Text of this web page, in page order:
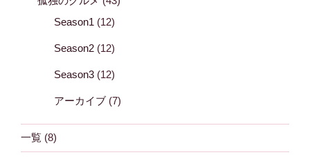
Season1 (12)
Season2 (12)
Season3 (12)
アーカイブ (7)
一覧 (8)